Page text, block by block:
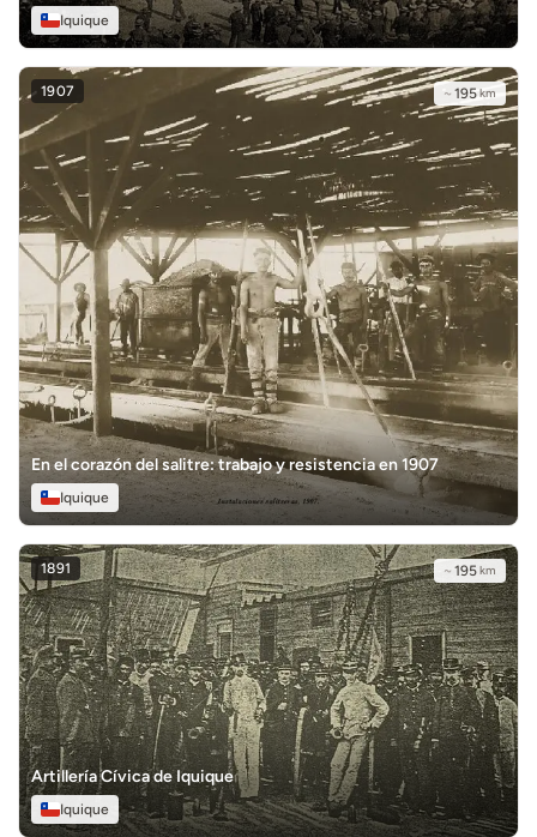
Iquique
1907 ~ 195km
En el corazón del salitre: trabajo y resistencia en 1907
Iquique
1891 ~ 195km
Artillería Cívica de Iquique
Iquique